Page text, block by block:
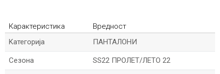
Карактеристика
Вредност
Kатегорија
ПАНТАЛОНИ
Сезона SS22 ПРОЛЕТ/ЛЕТО 22